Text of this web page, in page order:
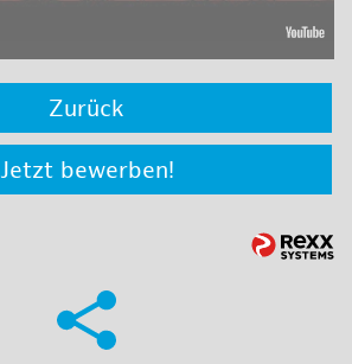
Zurück
Jetzt bewerben!